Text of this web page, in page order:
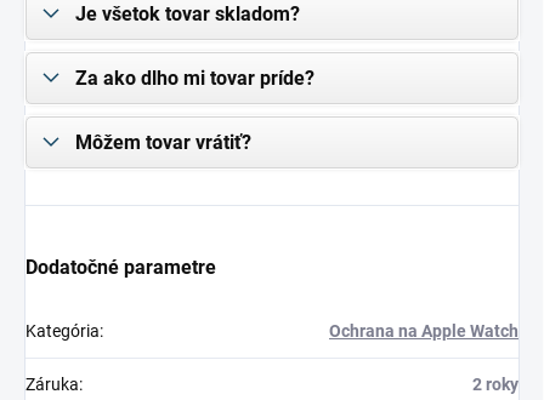
Je všetok tovar skladom?
Za ako dlho mi tovar príde?
Môžem tovar vrátiť?
Dodatočné parametre
Kategória: Ochrana na Apple Watch
Záruka: 2 roky